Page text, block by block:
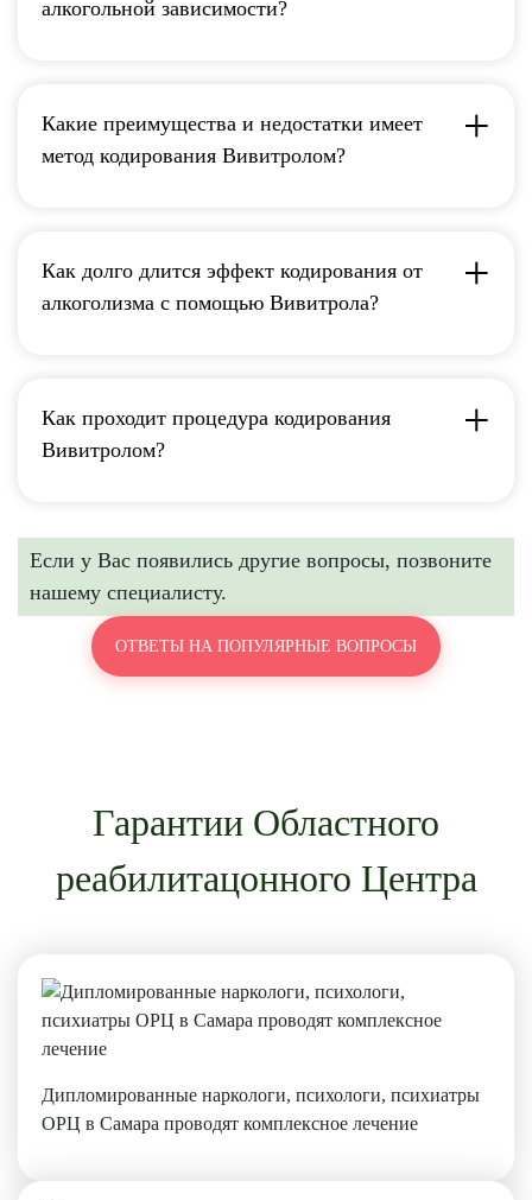
алкогольной зависимости?
Какие преимущества и недостатки имеет
метод кодирования Вивитролом?
Как долго длится эффект кодирования от
алкоголизма с помощью Вивитрола?
Как проходит процедура кодирования
Вивитролом?
Если у Вас появились другие вопросы, позвоните
нашему специалисту.
ОТВЕТЫ НА ПОПУЛЯРНЫЕ ВОПРОСЫ
Гарантии Областного
реабилитацонного Центра
Дипломированные наркологи, психологи, психиатры
ОРЦ в Самара проводят комплексное лечение